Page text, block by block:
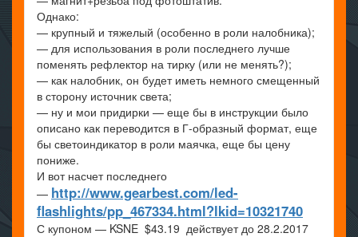
Однако:
— крупный и тяжелый (особенно в роли налобника);
— для использования в роли последнего лучше
поменять рефлектор на тирку (или не менять?);
— как налобник, он будет иметь немного смещенный
в сторону источник света;
— ну и мои придирки — еще бы в инструкции было
описано как переводится в Г-образный формат, еще
бы светоиндикатор в роли маячка, еще бы цену
пониже.
И вот насчет последнего
— http://www.gearbest.com/led-
flashlights/pp_467334.html?lkid=10321740
С купоном — KSNE $43.19 действует до 28.2.2017